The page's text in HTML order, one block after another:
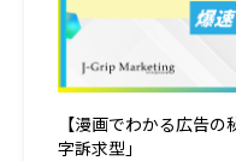
【漫画でわかる広告
字訴求型」